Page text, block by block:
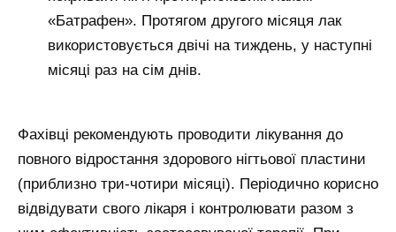
«Батрафен». Протягом другого місяця лак
використовується двічі на тиждень, у наступні
місяці раз на сім днів.
Фахівці рекомендують проводити лікування до
повного відростання здорового нігтьової пластини
(приблизно три-чотири місяці). Періодично корисно
відвідувати свого лікаря і контролювати разом з